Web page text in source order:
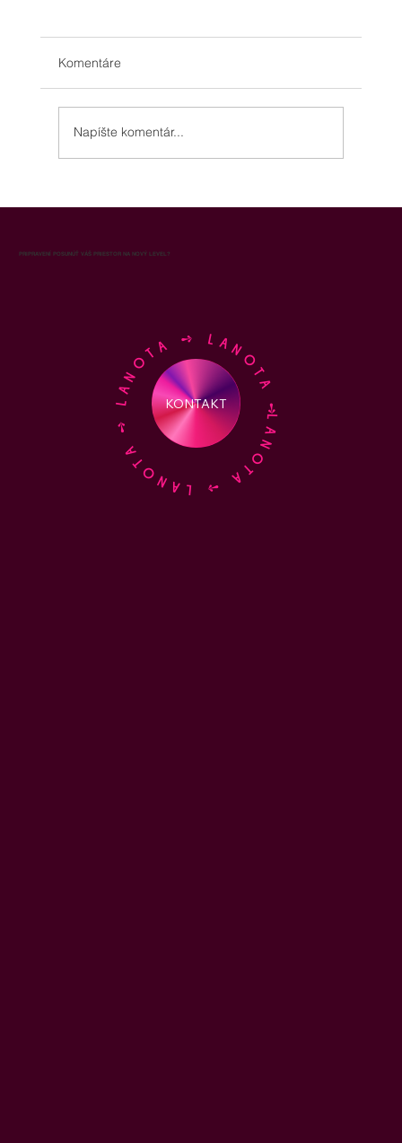
Komentáre
Napíšte komentár...
LANOTA ➺ LANOTA ➺ LANOTA ➺ LANOTA ➺
KONTAKT
PRIPRAVENÍ POSUNÚŤ VÁŠ PRIESTOR NA NOVÝ LEVEL?